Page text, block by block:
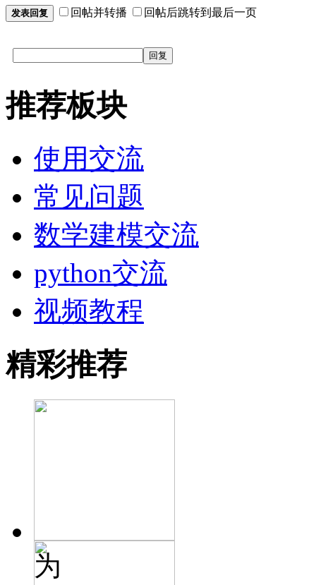
发表回复 回帖并转播 回帖后跳转到最后一页
回复
推荐板块
使用交流
常见问题
数学建模交流
python交流
视频教程
精彩推荐
为